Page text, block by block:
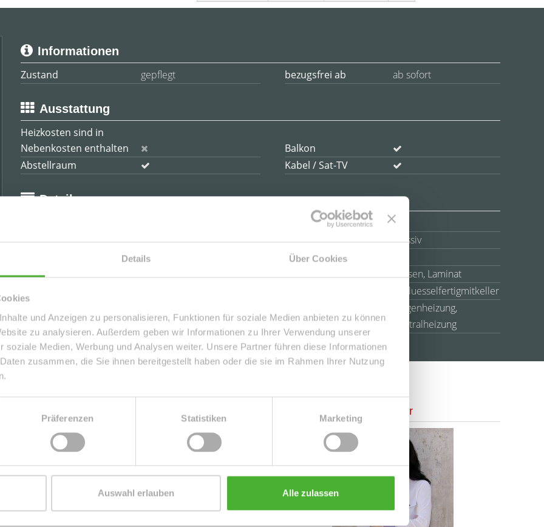
Details Über Cookies
und Anzeigen zu personalisieren, Funktionen für soziale Medien anbieten zu können
zu analysieren. Außerdem geben wir Informationen zu Ihrer Verwendung unserer
soziale Medien, Werbung und Analysen weiter. Unsere Partner führen diese Informationen
zusammen, die Sie ihnen bereitgestellt haben oder die sie im Rahmen Ihrer Nutzung
Präferenzen Statistiken Marketing
Auswahl erlauben Alle zulassen
Informationen
Zustand
gepflegt bezugsfrei ab ab sofort
Ausstattung
Heizkosten sind in
Nebenkosten enthalten
Balkon
Abstellraum
Kabel / Sat-TV
Details
Anzahl Etagen
4
Dachform
Mansarddach Bauweise
Massiv
WE24-13 Schlafzimmer
Badezimmer
1 Bodenbelag
Fliesen, Laminat
Schluesselfertigmitkeller
Serviceleistungen Reinigung Heizung
Etagenheizung,
Zentralheizung
Nebenstraße der Südvorstadt, einem der
Ansprechpartner